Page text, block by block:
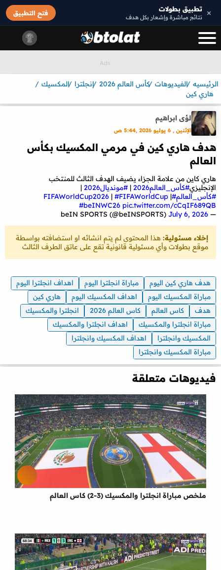
× تطبيق بطولات
نتائج مباشرة وإشعار بكل هدف
فتح التطبيق
الرئيسيه الفيديوهات كأس العالم 2026 إنجلترا
المكسيك
هاري كين
لؤى ابراهيم
الإثنين , 6 يوليو 2026 ,5:44 ص
هدف هاري كين في مرمي المكسيك بكأس
العالم
هاري كاين من علامة الجزاء يضيف الهدف الثالث للمنتخب
الإنجليزي#كأس_العالم2026 | #مونديال2026
|
#كأس_العالم#FIFAWorldCup2026
| #FIFAWorldCup |
#beINWC26 pic.twitter.com/cCqIF689QB
— beIN SPORTS (@beINSPORTS)
July 6, 2026
إخلاء مسئولية: هذا المحتوى لم يتم انشائه او استضافته بواسطة
موقع بطولات وأي مسئولية قانونية تقع على عاتق الطرف الثالث
هدف هاري كين اليوم مباراة انجلترا اليوم
اهداف انجلترا اليوم
مباراة المكسيك اليوم
اهداف المكسيك اليوم
هاري كين
هدف
كاس العالم كاس العالم 2026
انجلترا والمكسيك
مباراة انجلترا والمكسيك
اهداف انجلترا والمكسيك
المكسيك وانجلترا
اهداف المكسيك وانجلترا
مباراة المكسيك وانجلترا
فيديوهات متعلقة
ملخص مباراة انجلترا والمكسيك (3-2) كاس العالم